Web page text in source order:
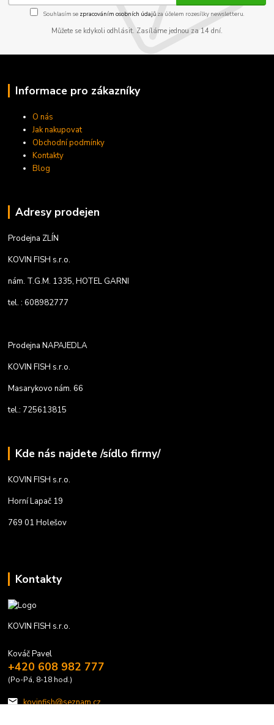
Souhlasím se zpracováním osobních údajůza účelem rozesílky newsletteru.
Můžete se kdykoli odhlásit. Zasíláme jednou za 14 dní.
Informace pro zákazníky
O nás
Jak nakupovat
Obchodní podmínky
Kontakty
Blog
Adresy prodejen
Prodejna ZLÍN
KOVIN FISH s.r.o.
nám. T.G.M. 1335, HOTEL GARNI
tel. : 608982777
Prodejna NAPAJEDLA
KOVIN FISH s.r.o.
Masarykovo nám. 66
tel.: 725613815
Kde nás najdete /sídlo firmy/
KOVIN FISH s.r.o.
Horní Lapač 19
769 01 Holešov
Kontakty
KOVIN FISH s.r.o.
Kováč Pavel
+420 608 982 777
(Po-Pá, 8-18 hod.)
kovinfish@seznam.cz